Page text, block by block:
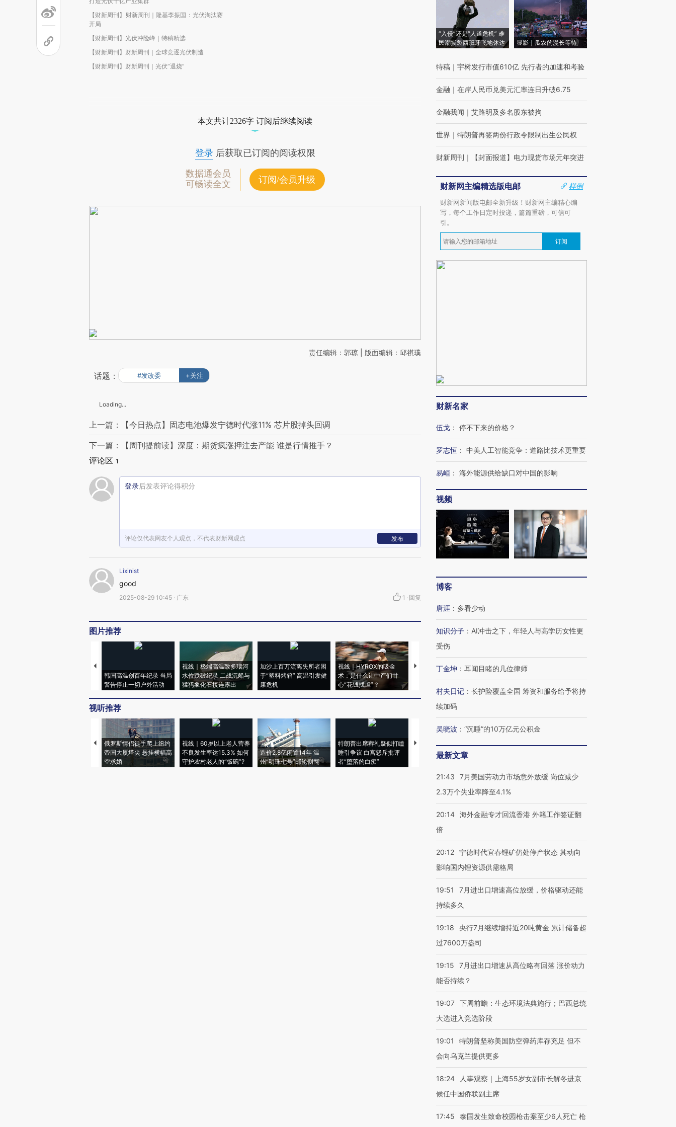
【财新周刊】财新周刊｜隆基李振国：光伏淘汰赛
开局
【财新周刊】光伏冲险峰｜特稿精选
【财新周刊】财新周刊｜全球竞逐光伏制造
【财新周刊】财新周刊｜光伏“退烧”
本文共计2326字 订阅后继续阅读
登录后获取已订阅的阅读权限
数据通会员
可畅读全文
订阅/会员升级
责任编辑：郭琼 | 版面编辑：邱祺璞
话题： #发改委 +关注
Loading...
上一篇：【今日热点】固态电池爆发宁德时代涨11% 芯片股掉头回调
下一篇：【周刊提前读】深度：期货疯涨押注去产能 谁是行情推手？
评论区 1
登录后发表评论得积分
评论仅代表网友个人观点，不代表财新网观点 发布
Lixinist
good
2025-08-29 10:45 · 广东 1 · 回复
图片推荐
韩国高温创百年纪录 当局
警告停止一切户外活动
视线｜极端高温致多瑙河
水位跌破纪录 二战沉船与
猛犸象化石接连露出
加沙上百万流离失所者困
于“塑料烤箱” 高温引发健
康危机
视线｜HYROX的吸金
术：是什么让中产们甘
心“花钱找虐”？
马航飞行员跨国走私7万
视线｜被称为“蟑螂”的印
视听推荐
俄罗斯情侣徒手爬上纽约
帝国大厦塔尖 悬挂横幅高
空求婚
视线｜60岁以上老人营养
不良发生率达15.3% 如何
守护农村老人的“饭碗”?
造价2.8亿闲置14年 温
州“明珠七号”邮轮侧翻
特朗普出席葬礼疑似打瞌
睡引争议 白宫怒斥批评
者“堕落的白痴”
韩国高温创百年纪录 当局
警告停止一切户外活动
视线｜全球最热百城独占
“入侵”还是“人道危机” 难
民潮撕裂西班牙飞地休达
显影｜瓜农的漫长等待
特稿 ｜ 宇树发行市值610亿 先行者的加速和考验
金融 ｜ 在岸人民币兑美元汇率连日升破6.75
金融我闻 ｜ 艾路明及多名股东被拘
世界 ｜ 特朗普再签两份行政令限制出生公民权
财新周刊 ｜ 【封面报道】电力现货市场元年突进
财新网主编精选版电邮
样例
财新网新闻版电邮全新升级！财新网主编精心编
写，每个工作日定时投递，篇篇重磅，可信可
引。
订阅
财新名家
伍戈 ： 停不下来的价格？
罗志恒 ： 中美人工智能竞争：道路比技术更重要
易峘 ： 海外能源供给缺口对中国的影响
视频
博客
唐涯 ： 多看少动
知识分子 ： AI冲击之下，年轻人与高学历女性更
受伤
丁金坤 ： 耳闻目睹的几位律师
村夫日记 ： 长护险覆盖全国 筹资和服务给予将持
续加码
吴晓波 ： “沉睡”的10万亿元公积金
最新文章
21:43
7月美国劳动力市场意外放缓 岗位减少
2.3万个失业率降至4.1%
20:14 海外金融专才回流香港 外籍工作签证翻
倍
20:12 宁德时代宜春锂矿仍处停产状态 其动向
影响国内锂资源供需格局
19:51
7月进出口增速高位放缓，价格驱动还能
持续多久
19:18
央行7月继续增持近20吨黄金 累计储备超
过7600万盎司
19:15
7月进出口增速从高位略有回落 涨价动力
能否持续？
19:07 下周前瞻：生态环境法典施行；巴西总统
大选进入竞选阶段
19:01
特朗普坚称美国防空弹药库存充足 但不
会向乌克兰提供更多
18:24
人事观察｜上海55岁女副市长解冬进京
候任中国侨联副主席
17:45 泰国发生致命校园枪击案至少6人死亡 枪